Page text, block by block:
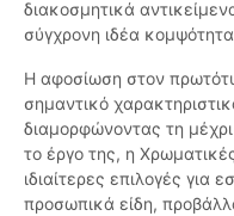
διακοσμητικά
σύγχρονη ιδέα
Η αφοσίωση στον
σημαντικό
διαμορφώνοντας τη
το έργο της, η
ιδιαίτερες επιλογές για
προσωπικά είδη,